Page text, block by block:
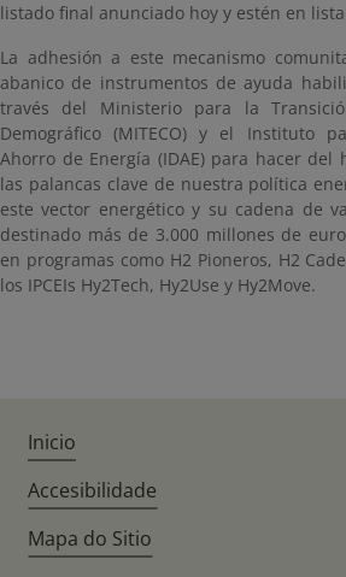
listado final anunciado hoy y estén en
La adhesión a este mecanismo
abanico de instrumentos de ayuda
través del Ministerio para la
Demográfico (MITECO) y el Instituto
Ahorro de Energía (IDAE) para hacer del
las palancas clave de nuestra política
este vector energético y su cadena de
destinado más de 3.000 millones de
en programas como H2 Pioneros, H2
los IPCEIs Hy2Tech, Hy2Use y Hy2Move.
Inicio
Accesibilidade
Mapa do Sitio